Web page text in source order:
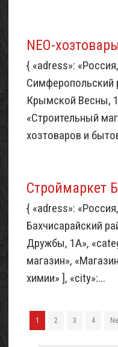
NEO-хозтовары
{ «adress»:
Симферопольский
Крымской Весны,
«Строительный
хозтоваров и
Строймаркет
{ «adress»:
Бахчисарайский
Дружбы, 1А»,
магазин»,
химии» ], «city»:...
1 2 3 4